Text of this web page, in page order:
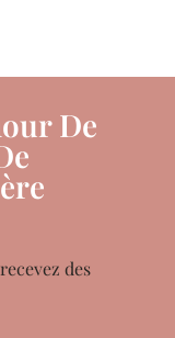
De
des